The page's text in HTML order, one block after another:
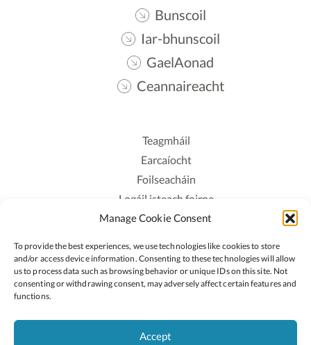
Manage Cookie Consent
To provide the best experiences, we use technologies like cookies to store
and/or access device information. Consenting to these technologies will allow
us to process data such as browsing behavior or unique IDs on this site. Not
consenting or withdrawing consent, may adversely affect certain features and
functions.
Accept
Bunscoil
Iar-bhunscoil
GaelAonad
Ceannaireacht
Teagmháil
Earcaíocht
Foilseacháin
Logáil isteach foirne
Polasaí Príobháideachais
Rochtain
Lean: